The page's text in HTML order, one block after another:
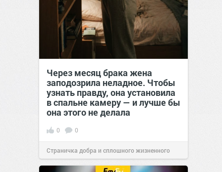
Через месяц брака жена
заподозрила неладное. Чтобы
узнать правду, она установила
в спальне камеру — и лучше бы
она этого не делала
0 0
Страничка добра и сплошного жизненного
позитива!00:29Сегодня